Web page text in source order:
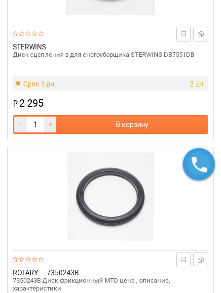
STERWINS
Диск сцепления в для снегоуборщика STERWINS DB7551DB
Срок 5 дн. 2 шт.
₽2 295
- + В корзину
ROTARY 7350243B
7350243B Диск фрикционный MTD цена , описание,
характеристики